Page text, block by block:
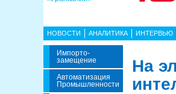
НОВОСТИ АНАЛИТИКА ИНТЕРВЬЮ
Импорто­
Замещение
Автоматизация
Промышленности
На